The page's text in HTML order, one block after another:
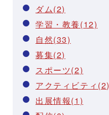
ダム(2)
学習・教養(12)
自然(33)
募集(2)
スポーツ(2)
アクティビティ(2)
出展情報(1)